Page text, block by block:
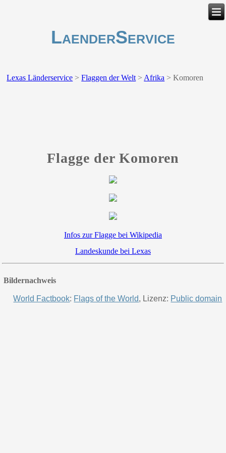
LaenderService
Lexas Länderservice >Flaggen der Welt>Afrika >Komoren
Flagge der Komoren
Infos zur Flagge bei Wikipedia
Landeskunde bei Lexas
Bildernachweis
World Factbook: Flags of the World, Lizenz: Public domain